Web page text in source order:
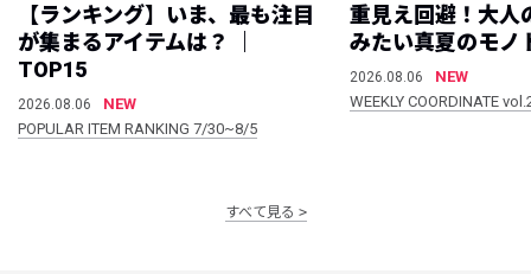
【ランキング】いま、最も注目
が集まるアイテムは？ ｜
TOP15
2026.08.06
NEW
POPULAR ITEM RANKING 7/30~8/5
重見え回避！大人
みたい真夏のモノ
2026.08.06
NEW
WEEKLY COORDINATE
すべて見る